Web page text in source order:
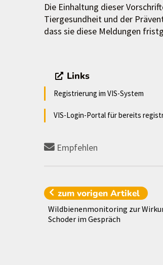
Die Einhaltung dieser
Tiergesundheit und der
dass sie diese Meldungen
Links
Registrierung im VIS-System
VIS-Login-Portal für bereits
Empfehlen
zum vorigenArtikel
Wildbienenmonitoring zur
Schoder im Gespräch